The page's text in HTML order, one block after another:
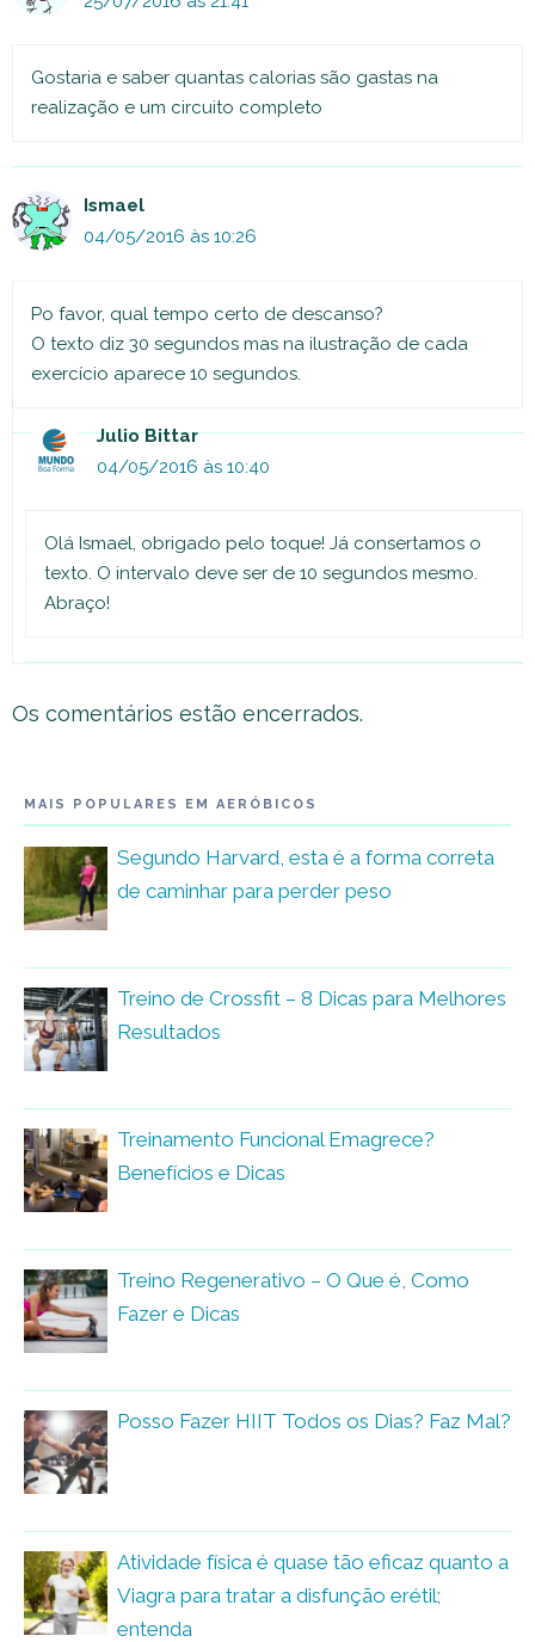
Gostaria e saber quantas calorias são gastas na
realização e um circuito completo
Ismael
04/05/2016 às 10:26
Po favor, qual tempo certo de descanso?
O texto diz 30 segundos mas na ilustração de cada
exercício aparece 10 segundos.
Julio Bittar
04/05/2016 às 10:40
Olá Ismael, obrigado pelo toque! Já consertamos o
texto. O intervalo deve ser de 10 segundos mesmo.
Abraço!
Os comentários estão encerrados.
MAIS POPULARES EM AERÓBICOS
Segundo Harvard, esta é a forma correta
de caminhar para perder peso
Treino de Crossfit – 8 Dicas para Melhores
Resultados
Treinamento Funcional Emagrece?
Benefícios e Dicas
Treino Regenerativo – O Que é, Como
Fazer e Dicas
Posso Fazer HIIT Todos os Dias? Faz Mal?
Atividade física é quase tão eficaz quanto a
Viagra para tratar a disfunção erétil;
entenda